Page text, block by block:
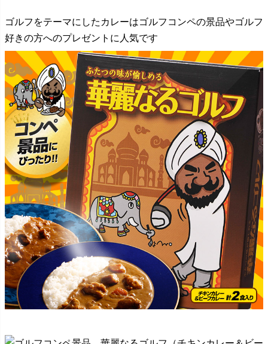
ゴルフをテーマにしたカレーはゴルフコンペの景品やゴルフ
好きの方へのプレゼントに人気です